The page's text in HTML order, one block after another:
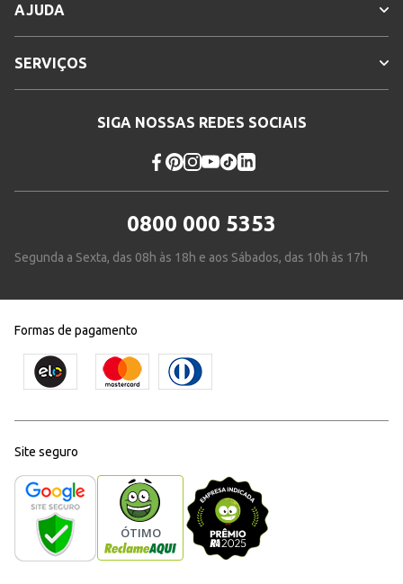
AJUDA
SERVIÇOS
SIGA NOSSAS REDES SOCIAIS
0800 000 5353
Segunda a Sexta, das 08h às 18h e aos Sábados, das 10h às 17h
Formas de pagamento
Site seguro